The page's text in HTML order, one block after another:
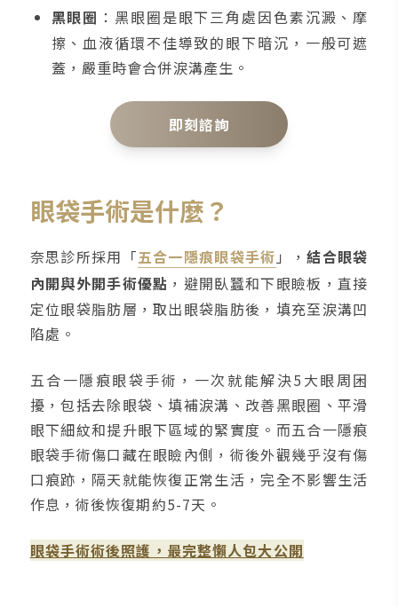
黑眼圈 ：黑眼圈是眼下三角處因色素沉澱、摩
擦、血液循環不佳導致的眼下暗沉，一般可遮
蓋，嚴重時會合併淚溝產生。
即刻諮詢
眼袋手術是什麼？
奈思診所採用「五合一隱痕眼袋手術 」，結合眼袋
內開與外開手術優點 ，避開臥蠶和下眼瞼板，直接
定位眼袋脂肪層，取出眼袋脂肪後，填充至淚溝凹
陷處。
五合一隱痕眼袋手術，一次就能解決5大眼周困
擾，包括去除眼袋、填補淚溝、改善黑眼圈、平滑
眼下細紋和提升眼下區域的緊實度。而五合一隱痕
眼袋手術傷口藏在眼瞼內側，術後外觀幾乎沒有傷
口痕跡，隔天就能恢復正常生活，完全不影響生活
作息，術後恢復期約5-7天。
眼袋手術術後照護，最完整懶人包大公開